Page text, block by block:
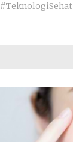
#TeknologiSehat